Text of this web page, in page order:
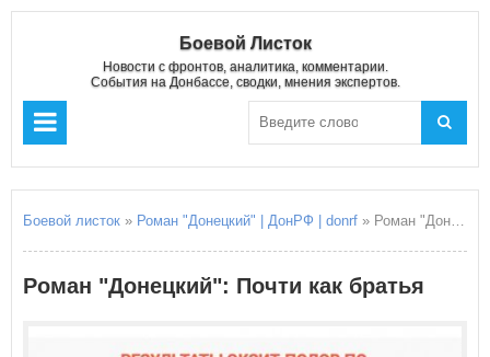
Боевой Листок
Новости с фронтов, аналитика, комментарии.
События на Донбассе, сводки, мнения экспертов.
Боевой листок » Роман "Донецкий" | ДонРФ | donrf » Роман "Донецкий": Почти как братья
Роман "Донецкий": Почти как братья